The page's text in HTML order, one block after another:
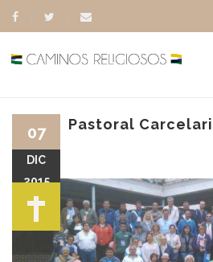
Pastoral
07
DIC
2015